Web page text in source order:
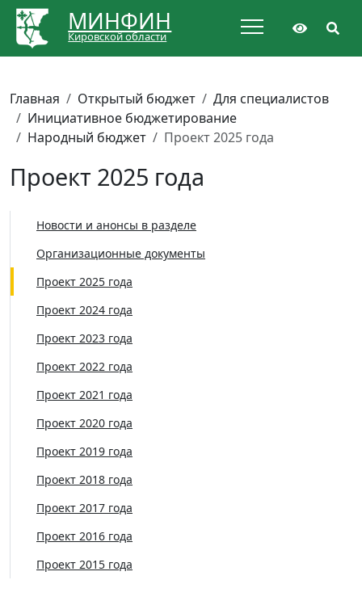
МИНФИН
Кировской области
Главная Открытый бюджет
Для специалистов
Инициативное бюджетирование
Народный бюджет
Проект 2025 года
Проект 2025 года
Новости и анонсы в разделе
Организационные документы
Проект 2025 года
Проект 2024 года
Проект 2023 года
Проект 2022 года
Проект 2021 года
Проект 2020 года
Проект 2019 года
Проект 2018 года
Проект 2017 года
Проект 2016 года
Проект 2015 года